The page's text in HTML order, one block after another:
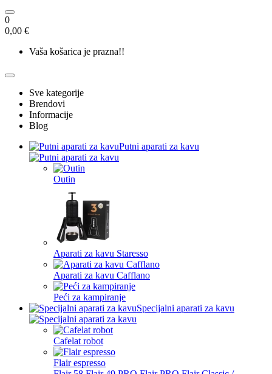
0
0,00 €
Vaša košarica je prazna!!
Sve kategorije
Brendovi
Informacije
Blog
Putni aparati za kavu
Outin
Aparati za kavu Staresso
Aparati za kavu Cafflano
Peći za kampiranje
Specijalni aparati za kavu
Cafelat robot
Flair espresso